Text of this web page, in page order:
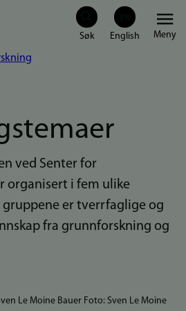
Meny
ved Senter for
organisert i fem ulike
gruppene er tverrfaglige og
fra grunnforskning og
Le Moine Bauer Foto: Sven Le Moine